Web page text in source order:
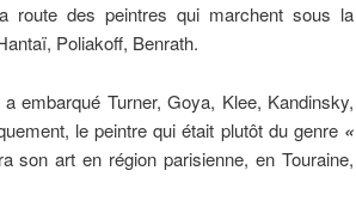
route des peintres qui marchent sous la
Poliakoff, Benrath.
embarqué Turner, Goya, Klee, Kandinsky,
le peintre qui était plutôt du genre «
son art en région parisienne, en Touraine,